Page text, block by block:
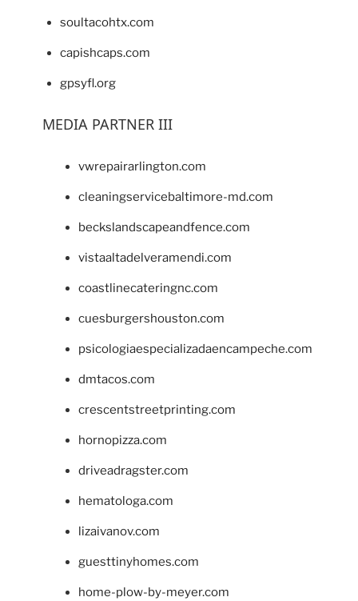
soultacohtx.com
capishcaps.com
gpsyfl.org
MEDIA PARTNER III
vwrepairarlington.com
cleaningservicebaltimore-md.com
beckslandscapeandfence.com
vistaaltadelveramendi.com
coastlinecateringnc.com
cuesburgershouston.com
psicologiaespecializadaencampeche.com
dmtacos.com
crescentstreetprinting.com
hornopizza.com
driveadragster.com
hematologa.com
lizaivanov.com
guesttinyhomes.com
home-plow-by-meyer.com